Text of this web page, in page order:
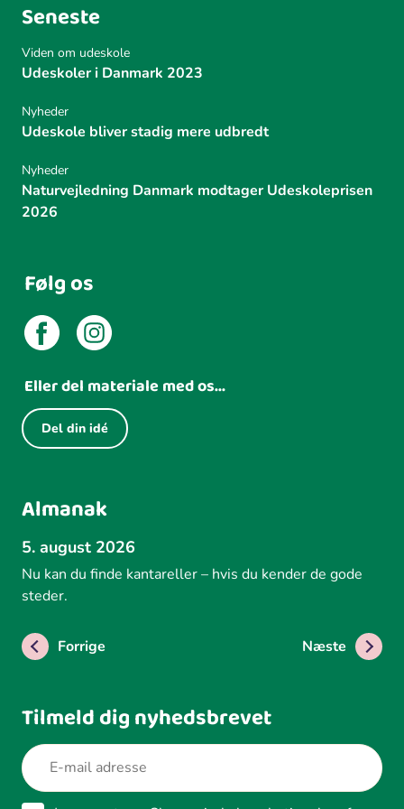
Seneste
Viden om udeskole
Udeskoler i Danmark 2023
Nyheder
Udeskole bliver stadig mere udbredt
Nyheder
Naturvejledning Danmark modtager Udeskoleprisen
2026
Følg os
Eller del materiale med os...
Del din idé
Almanak
5. august 2026
Nu kan du finde kantareller – hvis du kender de gode
steder.
Forrige Næste
Tilmeld dig nyhedsbrevet